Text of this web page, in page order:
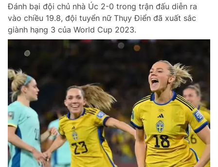
Đánh bại đội chủ nhà Úc 2-0 trong trận đấu diễn ra
vào chiều 19.8, đội tuyển nữ Thụy Điển đã xuất sắc
giành hạng 3 của World Cup 2023.